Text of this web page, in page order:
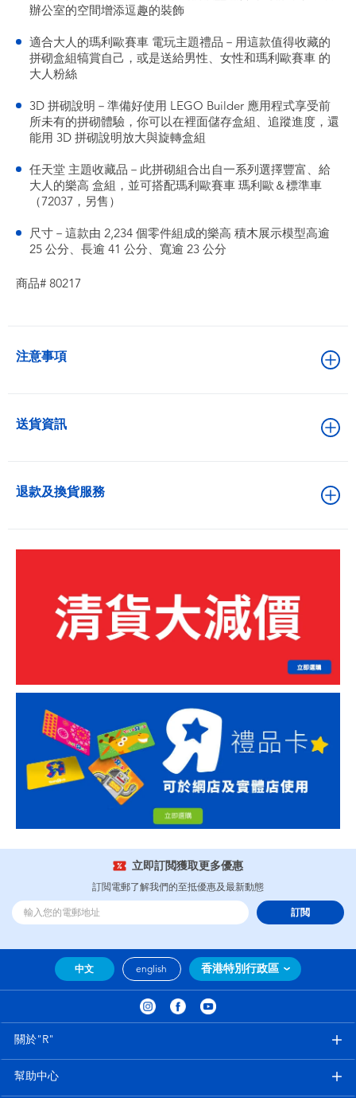
辦公室的空間增添逗趣的裝飾
適合大人的瑪利歐賽車 電玩主題禮品－用這款值得收藏的
拼砌盒組犒賞自己，或是送給男性、女性和瑪利歐賽車 的
大人粉絲
3D 拼砌說明－準備好使用 LEGO Builder 應用程式享受前
所未有的拼砌體驗，你可以在裡面儲存盒組、追蹤進度，還
能用 3D 拼砌說明放大與旋轉盒組
任天堂 主題收藏品－此拼砌組合出自一系列選擇豐富、給
大人的樂高 盒組，並可搭配瑪利歐賽車 瑪利歐＆標準車
（72037，另售）
尺寸－這款由 2,234 個零件組成的樂高 積木展示模型高逾
25 公分、長逾 41 公分、寬逾 23 公分
商品# 80217
注意事項
送貨資訊
退款及換貨服務
立即訂閲獲取更多優惠
訂閲電郵了解我們的至抵優惠及最新動態
訂閲
中文 english 香港特別行政區
關於"R"
幫助中心